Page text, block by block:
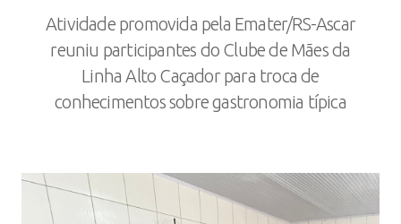
Atividade promovida pela Emater/RS-Ascar
reuniu participantes do Clube de Mães da
Linha Alto Caçador para troca de
conhecimentos sobre gastronomia típica